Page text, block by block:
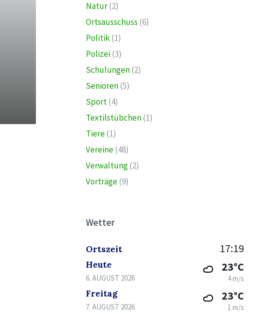
Natur(2)
Ortsausschuss (6)
Politik(1)
Polizei(3)
Schulungen(2)
Senioren(5)
Sport(4)
Textilstübchen(1)
Tiere(1)
Vereine(48)
Verwaltung(2)
Vorträge(9)
Wetter
Ortszeit 17:19
Heute
6. AUGUST 2026
23°C
4 m/s
Freitag
7. AUGUST 2026
23°C
1 m/s